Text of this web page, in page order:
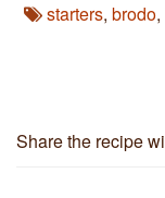
starters, brodo,
Share the recipe